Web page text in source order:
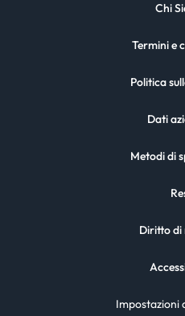
Chi
Termini e
Politica
Dati
Metodi di
Diritto di
Impostazioni